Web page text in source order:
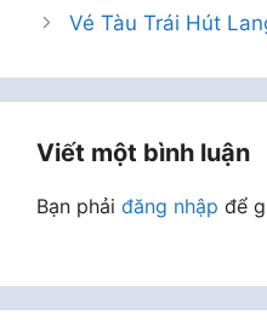
Vé Tàu Trái Hút
Viết một bình luận
Bạn phải đăng nhập để